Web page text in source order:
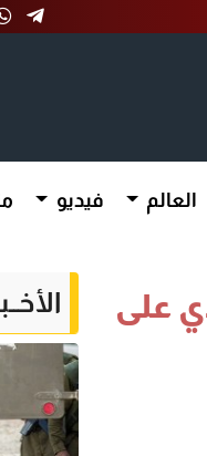
العالم فيديو
على